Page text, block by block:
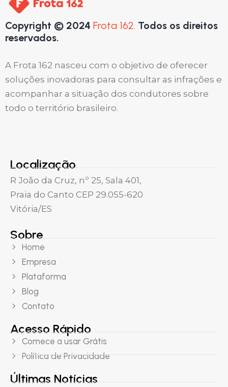
Copyright © 2024 Frota 162. Todos os direitos
reservados.
A Frota 162 nasceu com o objetivo de oferecer
soluções inovadoras para consultar as infrações e
acompanhar a situação dos condutores sobre
todo o território brasileiro.
Localização
R João da Cruz, nº 25, Sala 401,
Praia do Canto CEP 29.055-620
Vitória/ES
Sobre
Home
Empresa
Plataforma
Blog
Contato
Acesso Rápido
Comece a usar Grátis
Política de Privacidade
Últimas Notícias